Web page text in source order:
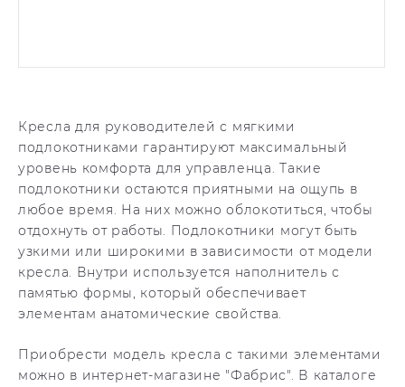
Кресла для руководителей с мягкими
подлокотниками гарантируют максимальный
уровень комфорта для управленца. Такие
подлокотники остаются приятными на ощупь в
любое время. На них можно облокотиться, чтобы
отдохнуть от работы. Подлокотники могут быть
узкими или широкими в зависимости от модели
кресла. Внутри используется наполнитель с
памятью формы, который обеспечивает
элементам анатомические свойства.
Приобрести модель кресла с такими элементами
можно в интернет-магазине "Фабрис". В каталоге